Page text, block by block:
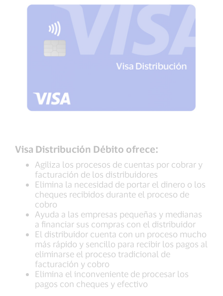
Visa Distribución Débito ofrece:
Agiliza los procesos de cuentas por cobrar y
facturación de los distribuidores
Elimina la necesidad de portar el dinero o los
cheques recibidos durante el proceso de
cobro
Ayuda a las empresas pequeñas y medianas
a financiar sus compras con el distribuidor
El distribuidor cuenta con un proceso mucho
más rápido y sencillo para recibir los pagos al
eliminarse el proceso tradicional de
facturación y cobro
Elimina el inconveniente de procesar los
pagos con cheques y efectivo